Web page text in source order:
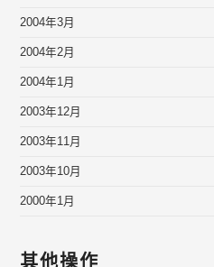
2004年3月
2004年2月
2004年1月
2003年12月
2003年11月
2003年10月
2000年1月
其他操作